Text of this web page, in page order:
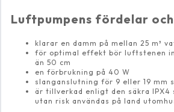
Luftpumpens fördelar
klarar en damm på mellan 25 m³
för optimal effekt bör luftstenen
än 50 cm
en förbrukning på 40 W
slanganslutning för 9 eller 19 mm
är tillverkad enligt den säkra IPX4
utan risk användas på land